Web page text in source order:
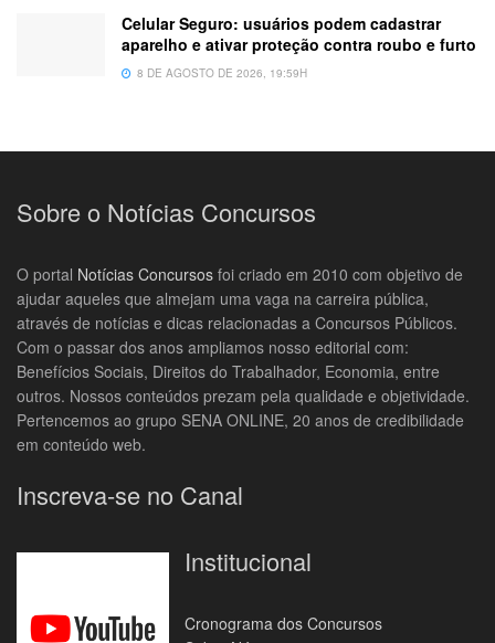
Celular Seguro: usuários podem cadastrar
aparelho e ativar proteção contra roubo e furto
8 DE AGOSTO DE 2026, 19:59H
Sobre o Notícias Concursos
O portal Notícias Concursos foi criado em 2010 com objetivo de
ajudar aqueles que almejam uma vaga na carreira pública,
através de notícias e dicas relacionadas a Concursos Públicos.
Com o passar dos anos ampliamos nosso editorial com:
Benefícios Sociais, Direitos do Trabalhador, Economia, entre
outros. Nossos conteúdos prezam pela qualidade e objetividade.
Pertencemos ao grupo SENA ONLINE, 20 anos de credibilidade
em conteúdo web.
Inscreva-se no Canal
Institucional
Cronograma dos Concursos